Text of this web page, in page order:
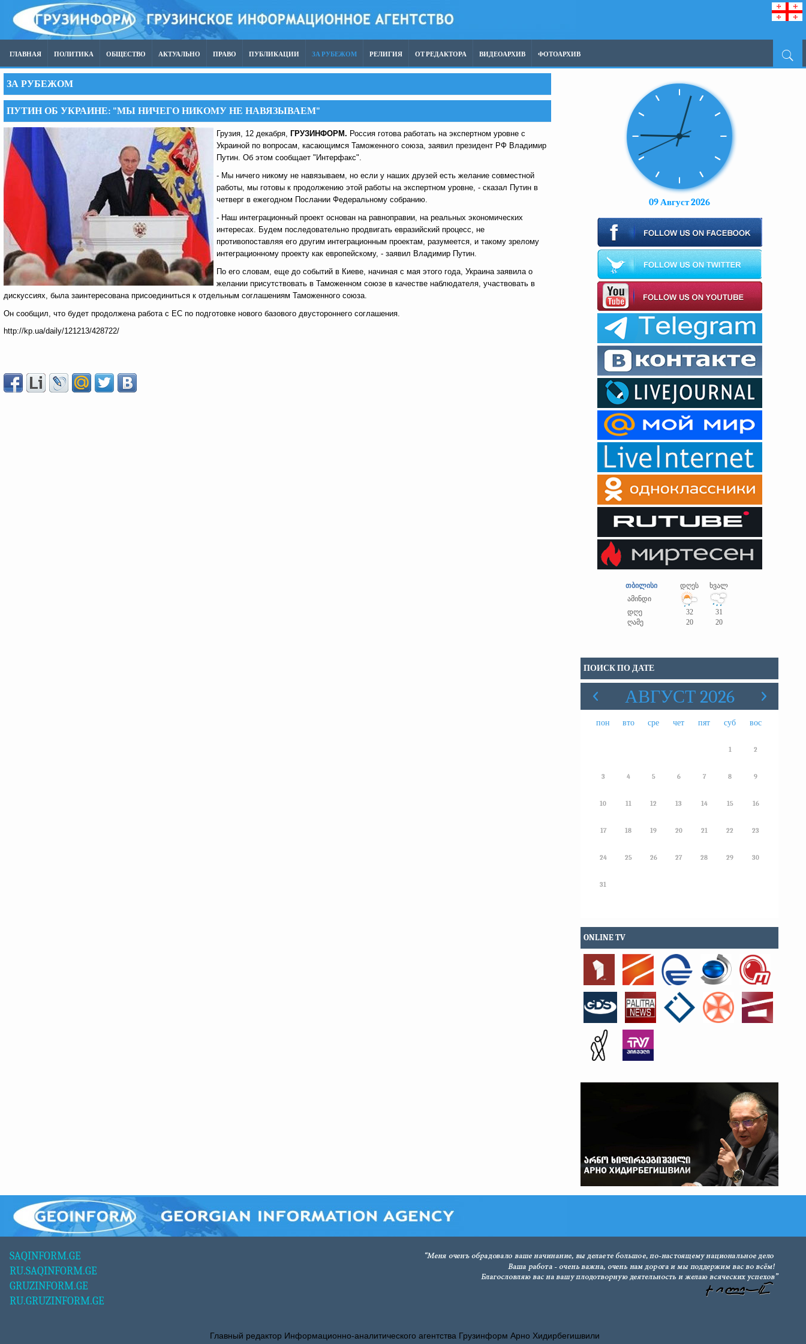
ГЛАВНАЯ ПОЛИТИКА ОБЩЕСТВО АКТУАЛЬНО ПРАВО ПУБЛИКАЦИИ ЗА РУБЕЖОМ РЕЛИГИЯ ОТ РЕДАКТОРА ВИДЕОАРХИВ ФОТОАРХИВ
ЗА РУБЕЖОМ
ПУТИН ОБ УКРАИНЕ: "МЫ НИЧЕГО НИКОМУ НЕ НАВЯЗЫВАЕМ"
Грузия, 12 декабря, ГРУЗИНФОРМ. Россия готова работать на экспертном уровне с
Украиной по вопросам, касающимся Таможенного союза, заявил президент РФ Владимир
Путин. Об этом сообщает "Интерфакс".
- Мы ничего никому не навязываем, но если у наших друзей есть желание совместной
работы, мы готовы к продолжению этой работы на экспертном уровне, - сказал Путин в
четверг в ежегодном Послании Федеральному собранию.
- Наш интеграционный проект основан на равноправии, на реальных экономических
интересах. Будем последовательно продвигать евразийский процесс, не
противопоставляя его другим интеграционным проектам, разумеется, и такому зрелому
интеграционному проекту как европейскому, - заявил Владимир Путин.
По его словам, еще до событий в Киеве, начиная с мая этого года, Украина заявила о
желании присутствовать в Таможенном союзе в качестве наблюдателя, участвовать в
дискуссиях, была заинтересована присоединиться к отдельным соглашениям Таможенного союза.
Он сообщил, что будет продолжена работа с ЕС по подготовке нового базового двустороннего соглашения.
http://kp.ua/daily/121213/428722/
09 Август 2026
თბილისი დღეს
ხვალ
ამინდი
დღე
32
31
ღამე
20 20
ПОИСК ПО ДАТЕ
АВГУСТ 2026
пон вто сре чет пят суб вос
1 2
3 4 5 6 7 8 9
10 11 12 13 14 15 16
17 18 19 20 21 22 23
24 25 26 27 28 29 30
31
ONLINE TV
SAQINFORM.GE
RU.SAQINFORM.GE
GRUZINFORM.GE
RU.GRUZINFORM.GE
Главный редактор Информационно-аналитического агентства Грузинформ Арно Хидирбегишвили